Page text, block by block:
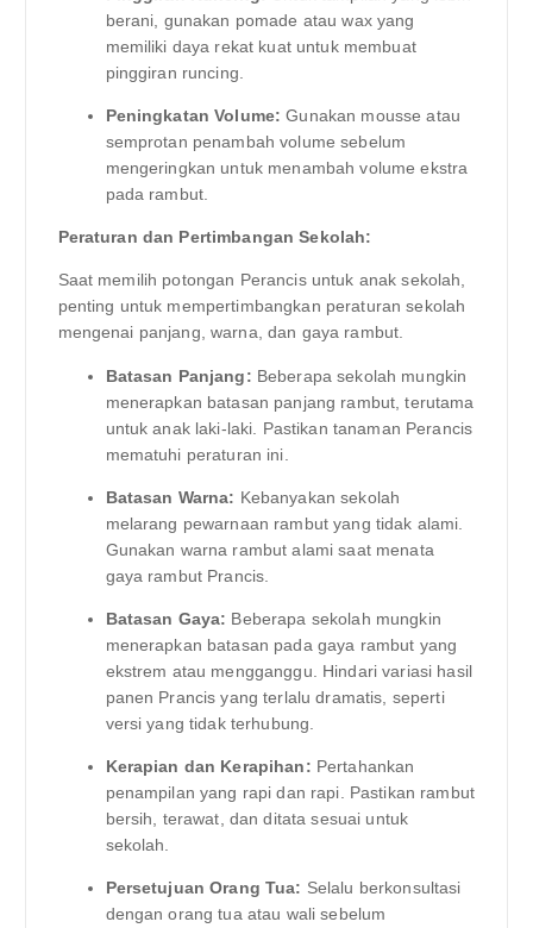
berani, gunakan pomade atau wax yang
memiliki daya rekat kuat untuk membuat
pinggiran runcing.
Peningkatan Volume: Gunakan mousse atau
semprotan penambah volume sebelum
mengeringkan untuk menambah volume ekstra
pada rambut.
Peraturan dan Pertimbangan Sekolah:
Saat memilih potongan Perancis untuk anak sekolah,
penting untuk mempertimbangkan peraturan sekolah
mengenai panjang, warna, dan gaya rambut.
Batasan Panjang: Beberapa sekolah mungkin
menerapkan batasan panjang rambut, terutama
untuk anak laki-laki. Pastikan tanaman Perancis
mematuhi peraturan ini.
Batasan Warna: Kebanyakan sekolah
melarang pewarnaan rambut yang tidak alami.
Gunakan warna rambut alami saat menata
gaya rambut Prancis.
Batasan Gaya: Beberapa sekolah mungkin
menerapkan batasan pada gaya rambut yang
ekstrem atau mengganggu. Hindari variasi hasil
panen Prancis yang terlalu dramatis, seperti
versi yang tidak terhubung.
Kerapian dan Kerapihan: Pertahankan
penampilan yang rapi dan rapi. Pastikan rambut
bersih, terawat, dan ditata sesuai untuk
sekolah.
Persetujuan Orang Tua: Selalu berkonsultasi
dengan orang tua atau wali sebelum